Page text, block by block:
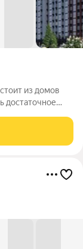
из домов
достаточное
базовой